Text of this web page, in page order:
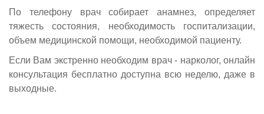
По телефону врач собирает анамнез, определяет
тяжесть состояния, необходимость госпитализации,
объем медицинской помощи, необходимой пациенту.
Если Вам экстренно необходим врач - нарколог, онлайн
консультация бесплатно доступна всю неделю, даже в
выходные.